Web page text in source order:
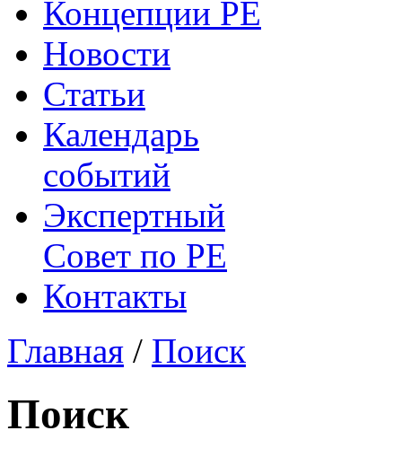
Концепции РЕ
Новости
Статьи
Календарь
событий
Экспертный
Совет по РЕ
Контакты
Главная / Поиск
Поиск